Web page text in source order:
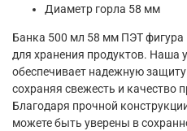
Диаметр горла 58 мм
Банка 500 мл 58 мм ПЭТ
для хранения продуктов. Наша
обеспечивает надежную
сохраняя свежесть и качество
Благодаря прочной
можете быть уверены в